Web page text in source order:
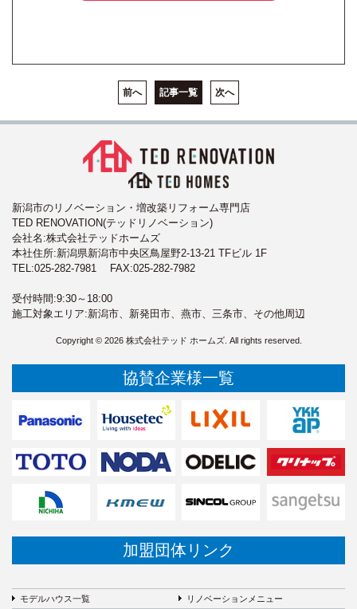
各種イベント・セミナーなどのご案内のため。
■個人情報の第三者への開示や提供
当社は、ご提供いただいた個人情報については、以下のい
ずれかに該当する場合を除き、いかなる第三者にも開示・
1）お問い合わせ、またはご要望に対し、適切な回答また
は対応をさせていただくためや、契約の責任を果たすた
め。
2）お客様の同意がある場合
3）お客様個人を判別できない状態で開示する場合
5）その他正当な理由のある場合
■個人情報の管理
当社は、お客様の個人情報については適切・慎重に管理す
お客様にご提供いただきました個人情報について、訂正・
削除の希望があった場合、お客様本人によるものであるあ
対応いたします。
■プライバシーポリシーの適用範囲
す。
前へ 記事一覧 次へ
新潟市のリノベーション・増改築リフォーム専門店
TED RENOVATION(テッドリノベーション)
会社名:株式会社テッドホームズ
本社住所:新潟県新潟市中央区鳥屋野2-13-21 TFビル 1F
TEL:025-282-7981 FAX:025-282-7982
受付時間:9:30～18:00
施工対象エリア:新潟市、新発田市、燕市、三条市、その他周辺
Copyright © 2026 株式会社テッド ホームズ. All rights reserved.
協賛企業様一覧
加盟団体リンク
モデルハウス一覧 リノベーションメニュー